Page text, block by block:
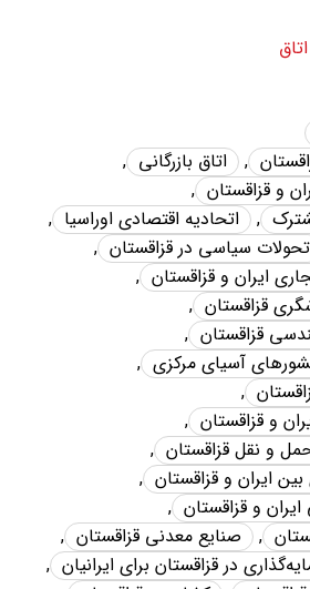
, اتاق بازرگانی ,
و قزاقستان ,
, اتحادیه اقتصادی اوراسیا ,
تحولات سیاسی در قزاقستان ,
ایران و قزاقستان ,
قزاقستان ,
قزاقستان ,
آسیای مرکزی ,
,
و قزاقستان ,
و نقل قزاقستان ,
ایران و قزاقستان ,
و قزاقستان ,
, صنایع معدنی قزاقستان ,
در قزاقستان برای ایرانیان ,